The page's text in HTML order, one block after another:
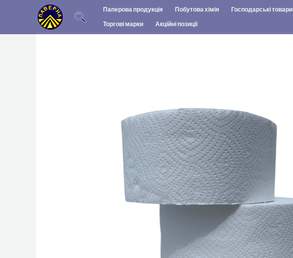
вмісту
Паперова продукція Побутова хімія Господарські товари
Торгові марки
Акційні позиції